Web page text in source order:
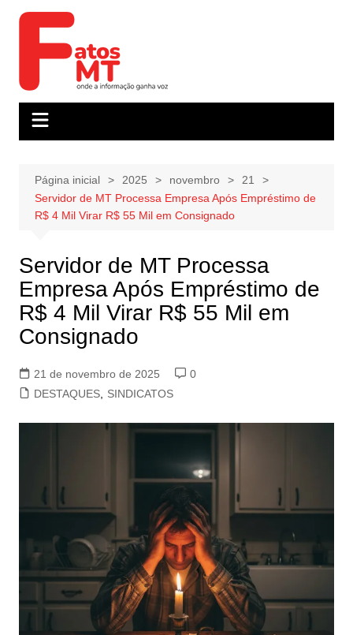
Página inicial 2025 novembro
21
Servidor de MT Processa Empresa Após Empréstimo de
R$ 4 Mil Virar R$ 55 Mil em Consignado
Servidor de MT Processa
Empresa Após Empréstimo de
R$ 4 Mil Virar R$ 55 Mil em
Consignado
21 de novembro de 2025
0
DESTAQUES, SINDICATOS